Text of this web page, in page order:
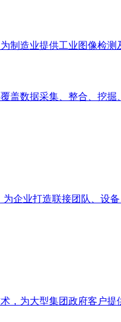
制造业提供工业图像检测
盖数据采集、整合、挖
企业打造联接团队、设
，为大型集团政府客户提